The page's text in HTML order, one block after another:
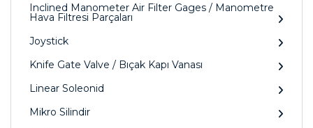
Inclined Manometer Air Filter Gages / Manometre
Hava Filtresi Parçaları
Joystick
Knife Gate Valve / Bıçak Kapı Vanası
Linear Soleonid
Mikro Silindir